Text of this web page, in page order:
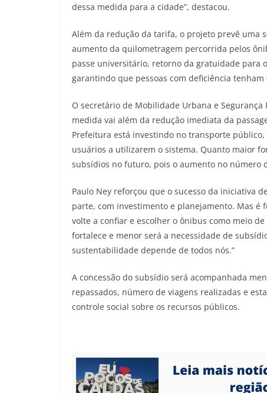
dessa medida para a cidade”, destacou.
Além da redução da tarifa, o projeto prevê uma
aumento da quilometragem percorrida pelos
passe universitário, retorno da gratuidade para
garantindo que pessoas com deficiência
O secretário de Mobilidade Urbana e
medida vai além da redução imediata da
Prefeitura está investindo no transporte
usuários a utilizarem o sistema. Quanto maior
subsídios no futuro, pois o aumento no número
Paulo Ney reforçou que o sucesso da iniciativa
parte, com investimento e planejamento. Mas
volte a confiar e escolher o ônibus como meio
fortalece e menor será a necessidade de
sustentabilidade depende de todos nós.”
A concessão do subsídio será acompanhada
repassados, número de viagens realizadas e
controle social sobre os recursos públicos.